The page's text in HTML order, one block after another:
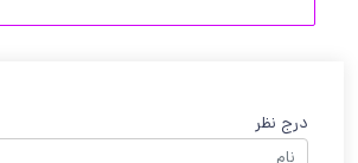
درج نظر